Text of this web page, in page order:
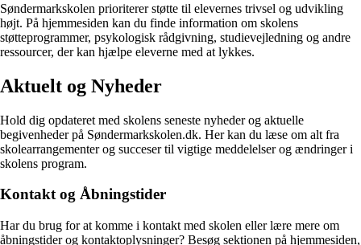
Søndermarkskolen prioriterer støtte til elevernes trivsel og udvikling
højt. På hjemmesiden kan du finde information om skolens
støtteprogrammer, psykologisk rådgivning, studievejledning og andre
ressourcer, der kan hjælpe eleverne med at lykkes.
Aktuelt og Nyheder
Hold dig opdateret med skolens seneste nyheder og aktuelle
begivenheder på Søndermarkskolen.dk. Her kan du læse om alt fra
skolearrangementer og succeser til vigtige meddelelser og ændringer i
skolens program.
Kontakt og Åbningstider
Har du brug for at komme i kontakt med skolen eller lære mere om
åbningstider og kontaktoplysninger? Besøg sektionen på hjemmesiden,